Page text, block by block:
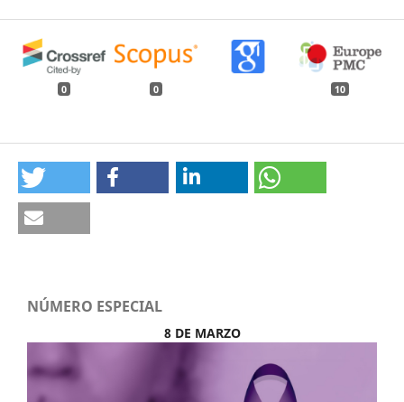
0 0 10
NÚMERO ESPECIAL
8 DE MARZO